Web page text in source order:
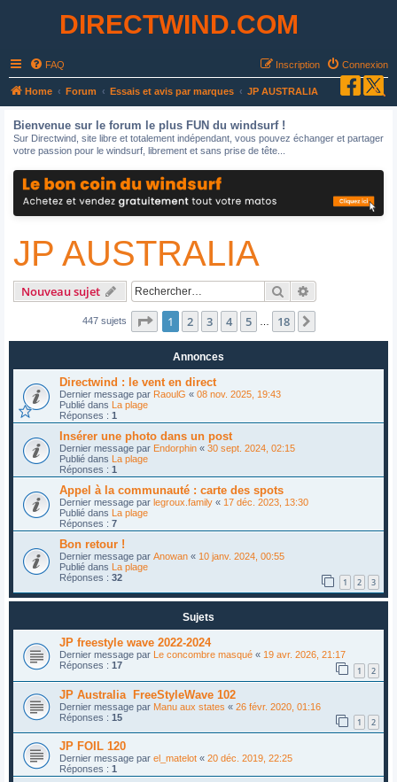
DIRECTWIND.COM
FAQ Connexion
Inscription
Home Forum Essais et avis par marques JP AUSTRALIA
Bienvenue sur le forum le plus FUN du windsurf !
Sur Directwind, site libre et totalement indépendant, vous pouvez échanger et partager
votre passion pour le windsurf, librement et sans prise de tête...
JP AUSTRALIA
Nouveau sujet Rechercher
447 sujets Page 1sur18
1 2 3 4 5 18
Annonces
Directwind : le vent en direct
Dernier message par RaoulG « 08 nov. 2025, 19:43
Publié dans La plage
Réponses : 1
Insérer une photo dans un post
Dernier message par Endorphin « 30 sept. 2024, 02:15
Publié dans La plage
Réponses : 1
Appel à la communauté : carte des spots
Dernier message par legroux.family « 17 déc. 2023, 13:30
Publié dans La plage
Réponses : 7
Bon retour !
Dernier message par Anowan « 10 janv. 2024, 00:55
Publié dans La plage
Réponses : 32 1 2 3
Sujets
JP freestyle wave 2022-2024
Dernier message par Le concombre masqué « 19 avr. 2026, 21:17
Réponses : 17 1 2
JP Australia FreeStyleWave 102
Dernier message par Manu aux states « 26 févr. 2020, 01:16
Réponses : 15 1 2
JP FOIL 120
Dernier message par el_matelot « 20 déc. 2019, 22:25
Réponses : 1